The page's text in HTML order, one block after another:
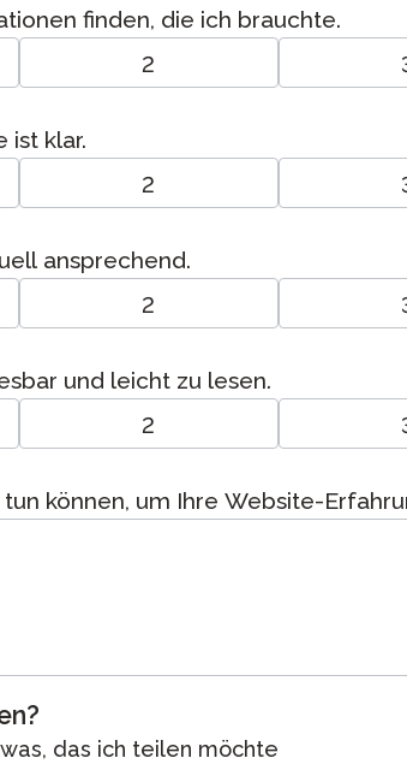
finden, die ich brauchte.
2
ist klar.
2
ansprechend.
2
und leicht zu lesen.
2
können, um Ihre Website-
das ich teilen möchte